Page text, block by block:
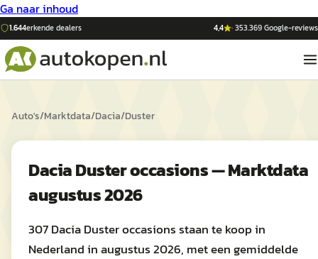
Ga naar inhoud
1.644erkende dealers 4,4 ·353.369Google-reviews
Auto's/Marktdata/Dacia/Duster
Dacia Duster occasions — Marktdata
augustus 2026
307 Dacia Duster occasions staan te koop in
Nederland in augustus 2026, met een gemiddelde